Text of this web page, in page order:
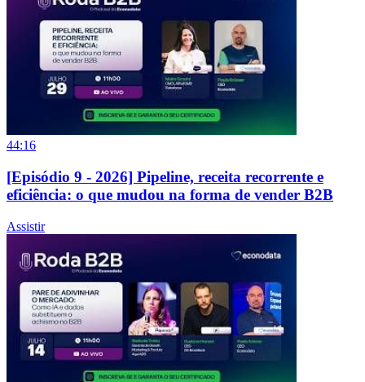
44:16
[Episódio 9 - 2026] Pipeline, receita recorrente e
eficiência: o que mudou na forma de vender B2B
Assistir